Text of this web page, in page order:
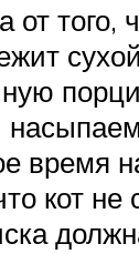
от того,
время
кот не